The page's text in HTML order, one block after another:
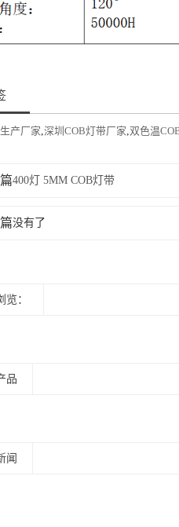
产厂家,深圳COB灯带厂家,双色温
400灯 5MM COB灯带
没有了
览：
品
闻